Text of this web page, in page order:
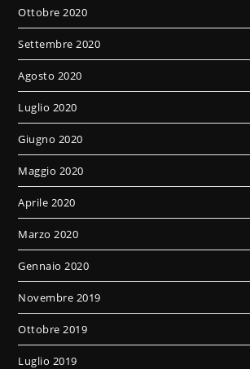
Ottobre 2020
Settembre 2020
Agosto 2020
Luglio 2020
Giugno 2020
Maggio 2020
Aprile 2020
Marzo 2020
Gennaio 2020
Novembre 2019
Ottobre 2019
Luglio 2019